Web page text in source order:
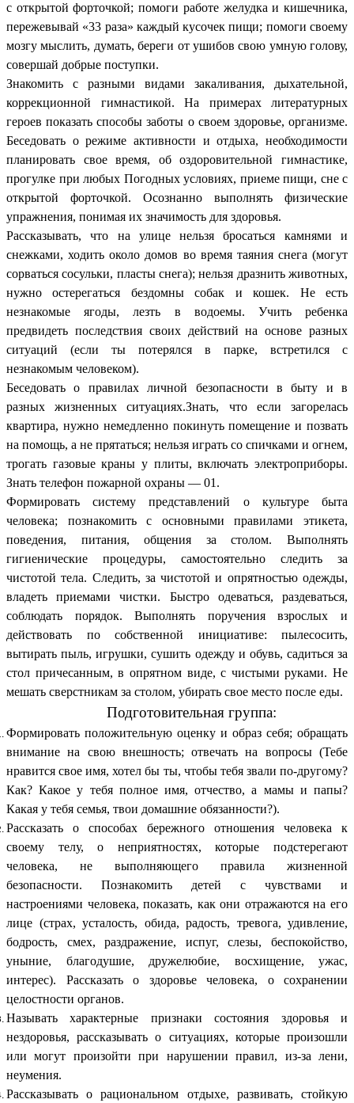
с открытой форточкой; помоги работе желудка и кишечника,
пережевывай «33 раза» каждый кусочек пищи; помоги своему
мозгу мыслить, думать, береги от ушибов свою умную голову,
совершай добрые поступки.
Знакомить с разными видами закаливания, дыхательной,
коррекционной гимнастикой. На примерах литературных
героев показать способы заботы о своем здоровье, организме.
Беседовать о режиме активности и отдыха, необходимости
планировать свое время, об оздоровительной гимнастике,
прогулке при любых Погодных условиях, приеме пищи, сне с
открытой форточкой. Осознанно выполнять физические
упражнения, понимая их значимость для здоровья.
Рассказывать, что на улице нельзя бросаться камнями и
снежками, ходить около домов во время таяния снега (могут
сорваться сосульки, пласты снега); нельзя дразнить животных,
нужно остерегаться бездомны собак и кошек. Не есть
незнакомые ягоды, лезть в водоемы. Учить ребенка
предвидеть последствия своих действий на основе разных
ситуаций (если ты потерялся в парке, встретился с
незнакомым человеком).
Беседовать о правилах личной безопасности в быту и в
разных жизненных ситуациях.Знать, что если загорелась
квартира, нужно немедленно покинуть помещение и позвать
на помощь, а не прятаться; нельзя играть со спичками и огнем,
трогать газовые краны у плиты, включать электроприборы.
Знать телефон пожарной охраны — 01.
Формировать систему представлений о культуре быта
человека; познакомить с основными правилами этикета,
поведения, питания, общения за столом. Выполнять
гигиенические процедуры, самостоятельно следить за
чистотой тела. Следить, за чистотой и опрятностью одежды,
владеть приемами чистки. Быстро одеваться, раздеваться,
соблюдать порядок. Выполнять поручения взрослых и
действовать по собственной инициативе: пылесосить,
вытирать пыль, игрушки, сушить одежду и обувь, садиться за
стол причесанным, в опрятном виде, с чистыми руками. Не
мешать сверстникам за столом, убирать свое место после еды.
Подготовительная группа:
Формировать положительную оценку и образ себя; обращать
внимание на свою внешность; отвечать на вопросы (Тебе
нравится свое имя, хотел бы ты, чтобы тебя звали по-другому?
Как? Какое у тебя полное имя, отчество, а мамы и папы?
Какая у тебя семья, твои домашние обязанности?).
Рассказать о способах бережного отношения человека к
своему телу, о неприятностях, которые подстерегают
человека, не выполняющего правила жизненной
безопасности. Познакомить детей с чувствами и
настроениями человека, показать, как они отражаются на его
лице (страх, усталость, обида, радость, тревога, удивление,
бодрость, смех, раздражение, испуг, слезы, беспокойство,
уныние, благодушие, дружелюбие, восхищение, ужас,
интерес). Рассказать о здоровье человека, о сохранении
целостности органов.
Называть характерные признаки состояния здоровья и
нездоровья, рассказывать о ситуациях, которые произошли
или могут произойти при нарушении правил, из-за лени,
неумения.
Рассказывать о рациональном отдыхе, развивать, стойкую